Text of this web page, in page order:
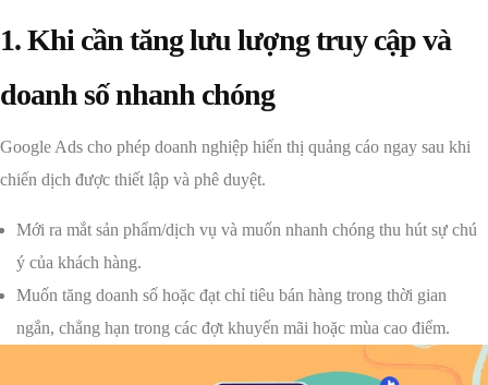
1. Khi cần tăng lưu lượng truy cập và
doanh số nhanh chóng
Google Ads cho phép doanh nghiệp hiển thị quảng cáo ngay sau khi
chiến dịch được thiết lập và phê duyệt.
Mới ra mắt sản phẩm/dịch vụ và muốn nhanh chóng thu hút sự chú
ý của khách hàng.
Muốn tăng doanh số hoặc đạt chỉ tiêu bán hàng trong thời gian
ngắn, chẳng hạn trong các đợt khuyến mãi hoặc mùa cao điểm.